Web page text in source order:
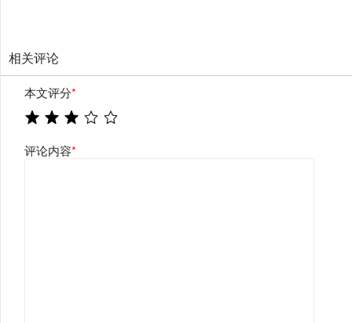
相关评论
本文评分*
评论内容*